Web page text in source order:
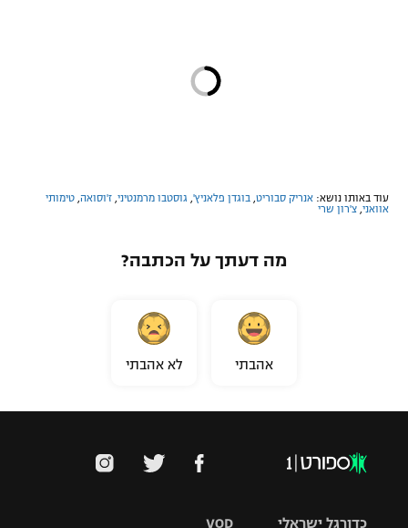
עוד באותו נושא: אנריק סבוריט, בוגדן פלאניץ', גוסטבו מרמנטיני, ז'וסואה, טימותי
אוואני, צ'רון שרי
מה דעתך על הכתבה?
אהבתי לא אהבתי
VOD כדורגל ישראלי